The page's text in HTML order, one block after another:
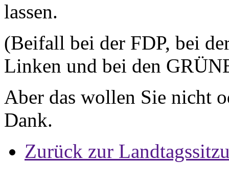
lassen.
(Beifall bei der FDP, bei
Linken und bei den
Aber das wollen Sie nicht
Dank.
Zurück zur